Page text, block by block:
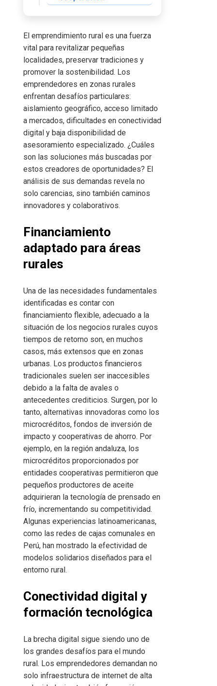
El emprendimiento rural es una fuerza
vital para revitalizar pequeñas
localidades, preservar tradiciones y
promover la sostenibilidad. Los
emprendedores en zonas rurales
enfrentan desafíos particulares:
aislamiento geográfico, acceso limitado
a mercados, dificultades en conectividad
digital y baja disponibilidad de
asesoramiento especializado. ¿Cuáles
son las soluciones más buscadas por
estos creadores de oportunidades? El
análisis de sus demandas revela no
solo carencias, sino también caminos
innovadores y colaborativos.
Financiamiento
adaptado para áreas
rurales
Una de las necesidades fundamentales
identificadas es contar con
financiamiento flexible, adecuado a la
situación de los negocios rurales cuyos
tiempos de retorno son, en muchos
casos, más extensos que en zonas
urbanas. Los productos financieros
tradicionales suelen ser inaccesibles
debido a la falta de avales o
antecedentes crediticios. Surgen, por lo
tanto, alternativas innovadoras como los
microcréditos, fondos de inversión de
impacto y cooperativas de ahorro. Por
ejemplo, en la región andaluza, los
microcréditos proporcionados por
entidades cooperativas permitieron que
pequeños productores de aceite
adquirieran la tecnología de prensado en
frío, incrementando su competitividad.
Algunas experiencias latinoamericanas,
como las redes de cajas comunales en
Perú, han mostrado la efectividad de
modelos solidarios diseñados para el
entorno rural.
Conectividad digital y
formación tecnológica
La brecha digital sigue siendo uno de
los grandes desafíos para el mundo
rural. Los emprendedores demandan no
solo infraestructura de internet de alta